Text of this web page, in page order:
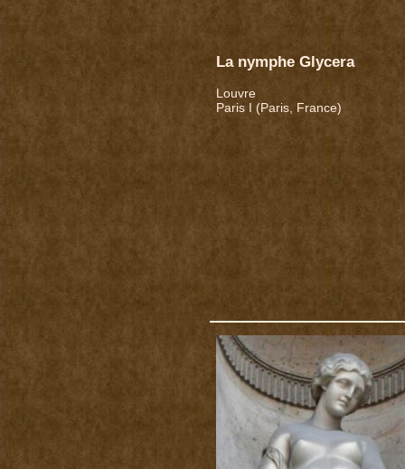
La nymphe Glycera
Louvre
Paris I (Paris, France)